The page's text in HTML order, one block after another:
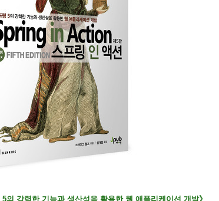
5의 강력한 기능과 생산성을 활용한 웹 애플리케이션 개발》